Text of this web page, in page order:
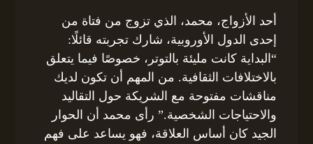
أحد الأزواج، محمد، الذي تزوج من فتاة من
إحدى الدول الأوروبية، شارك تجربته قائلًا:
“البداية كانت مليئة بالتوتر، خصوصًا فيما يتعلق
بالاختلافات الثقافية. من المهم أن تكون لديك
مناقشات مفتوحة مع الشريكة حول التقاليد
والاحتياجات الشخصية.” رأى محمد أن الحوار
الجيد كان أساس العلاقة، فهو يساعد على فهم